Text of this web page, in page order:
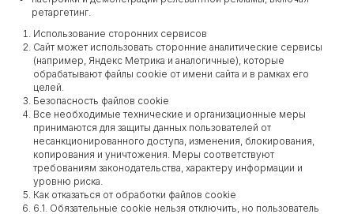
ретаргетинг.
Использование сторонних сервисов
Сайт может использовать сторонние аналитические сервисы
(например, Яндекс Метрика и аналогичные), которые
обрабатывают файлы cookie от имени сайта и в рамках его
целей.
Безопасность файлов cookie
Все необходимые технические и организационные меры
принимаются для защиты данных пользователей от
несанкционированного доступа, изменения, блокирования,
копирования и уничтожения. Меры соответствуют
требованиям законодательства, характеру информации и
уровню риска.
Как отказаться от обработки файлов cookie
6.1. Обязательные cookie нельзя отключить, но пользователь